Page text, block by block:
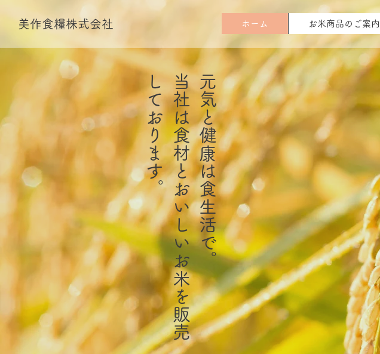
美作食糧株式会社 ホーム お米商品のご案内
当
社
は
食
材
と
お
い
し
い
お
米
を
販
売
し
て
お
り
ま
す
。 元気と健康は食生活で。